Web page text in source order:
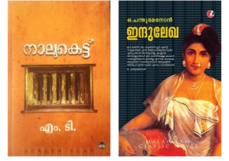
4.60
out of 5